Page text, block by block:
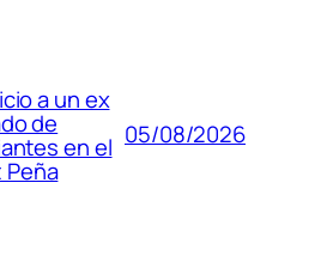
a un ex
de
en el
Peña
05/08/2026